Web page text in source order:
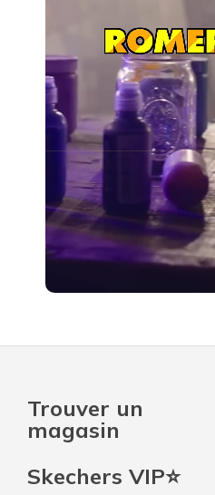
Trouver un
magasin
Skechers VIP⭐